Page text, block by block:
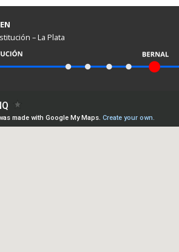
– La Plata